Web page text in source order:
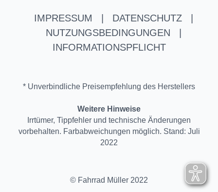
IMPRESSUM DATENSCHUTZ
NUTZUNGSBEDINGUNGEN
INFORMATIONSPFLICHT
* Unverbindliche Preisempfehlung des Herstellers
Weitere Hinweise
Irrtümer, Tippfehler und technische Änderungen
vorbehalten. Farbabweichungen möglich. Stand: Juli
2022
© Fahrrad Müller 2022